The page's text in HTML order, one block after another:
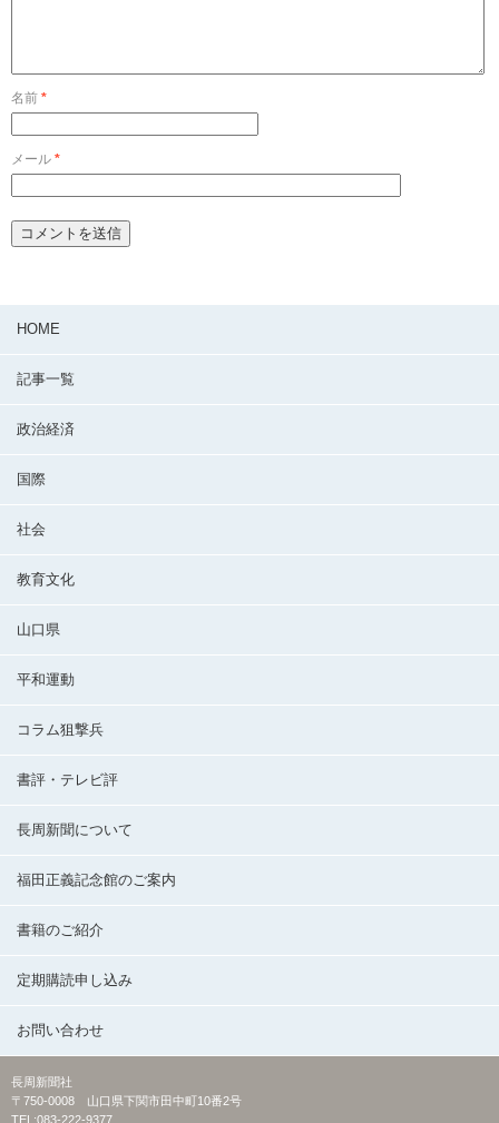
名前 *
メール *
HOME
記事一覧
政治経済
国際
社会
教育文化
山口県
平和運動
コラム狙撃兵
書評・テレビ評
長周新聞について
福田正義記念館のご案内
書籍のご紹介
定期購読申し込み
お問い合わせ
長周新聞社
〒750-0008 山口県下関市田中町10番2号
TEL:083-222-9377